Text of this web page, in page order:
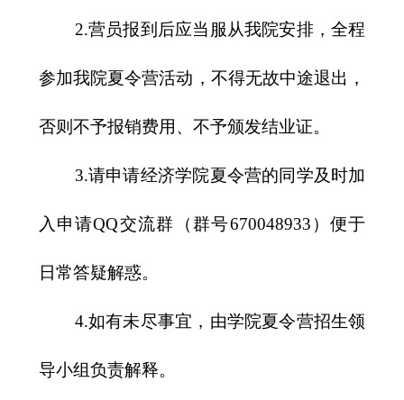
2.营员报到后应当服从我院安排，全程
参加我院夏令营活动，不得无故中途退出，
否则不予报销费用、不予颁发结业证。
3.请申请经济学院夏令营的同学及时加
入申请QQ交流群（群号670048933 ）便于
日常答疑解惑。
4.如有未尽事宜，由学院夏令营招生领
导小组负责解释。